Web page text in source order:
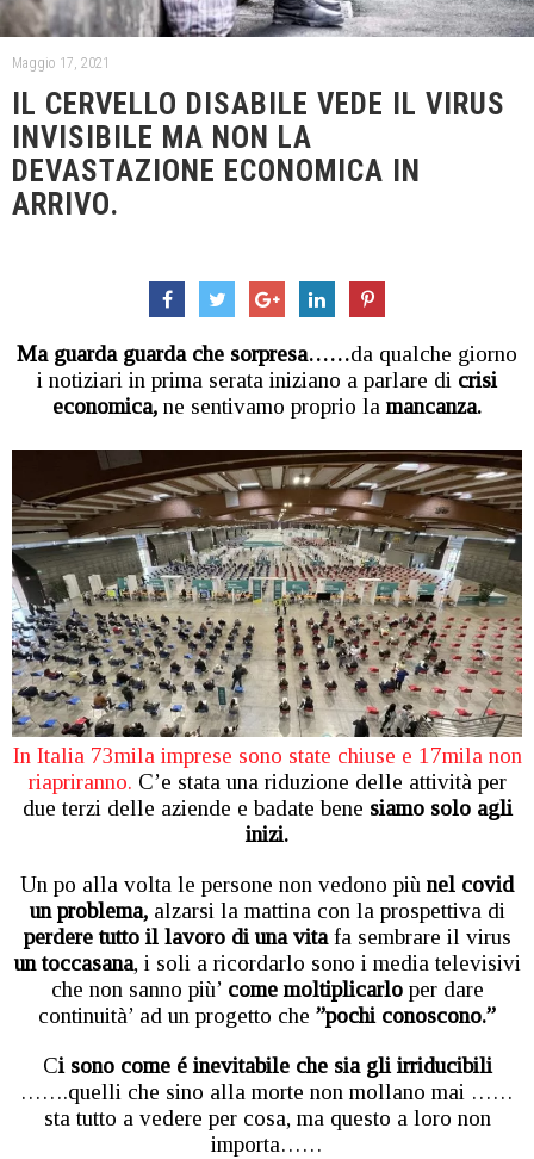
Maggio 17, 2021
IL CERVELLO DISABILE VEDE IL VIRUS
INVISIBILE MA NON LA
DEVASTAZIONE ECONOMICA IN
ARRIVO.
Ma guarda guarda che sorpresa……da qualche giorno
i notiziari in prima serata iniziano a parlare di crisi
economica, ne sentivamo proprio la mancanza.
In Italia 73mila imprese sono state chiuse e 17mila non
riapriranno. C’e stata una riduzione delle attività per
due terzi delle aziende e badate bene siamo solo agli
inizi.
Un po alla volta le persone non vedono più nel covid
un problema,alzarsi la mattina con la prospettiva di
perdere tutto il lavoro di una vitafa sembrare il virus
un toccasana, i soli a ricordarlo sono i media televisivi
che non sanno più’ come moltiplicarloper dare
continuità’ ad un progetto che ”pochi conoscono.”
Ci sono come é inevitabile che sia gli irriducibili
…….quelli che sino alla morte non mollano mai ……
sta tutto a vedere per cosa, ma questo a loro non
importa……